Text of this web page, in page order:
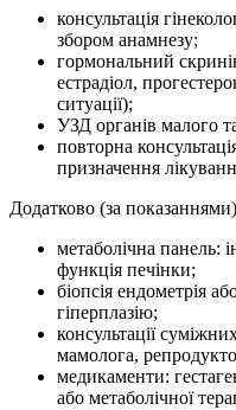
консультація
збором анамнезу;
гормональний
естрадіол,
ситуації);
УЗД органів малого
повторна
призначення
Додатково (за
метаболічна панель:
функція печінки;
біопсія ендометрія
гіперплазію;
консультації
мамолога,
медикаменти:
або метаболічної